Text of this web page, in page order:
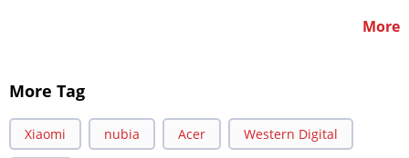
More
More Tag
Xiaomi nubia Acer Western Digital